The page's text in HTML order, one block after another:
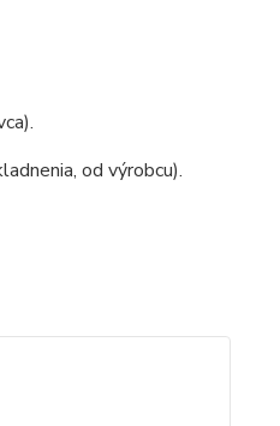
od výrobcu).